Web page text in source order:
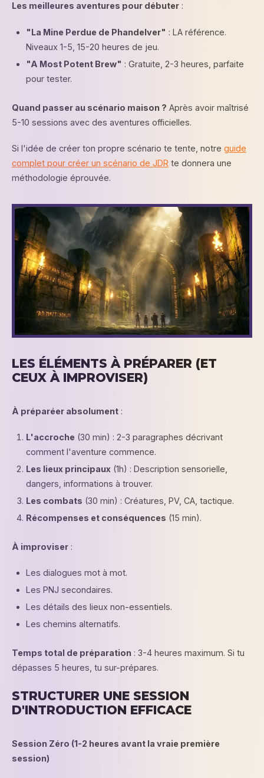
Les meilleures aventures pour débuter :
"La Mine Perdue de Phandelver" : LA référence.
Niveaux 1-5, 15-20 heures de jeu.
"A Most Potent Brew" : Gratuite, 2-3 heures, parfaite
pour tester.
Quand passer au scénario maison ? Après avoir maîtrisé
5-10 sessions avec des aventures officielles.
Si l'idée de créer ton propre scénario te tente, notre guide
complet pour créer un scénario de JDR te donnera une
méthodologie éprouvée.
LES ÉLÉMENTS À PRÉPARER (ET
CEUX À IMPROVISER)
À préparéer absolument :
L'accroche (30 min) : 2-3 paragraphes décrivant
comment l'aventure commence.
Les lieux principaux (1h) : Description sensorielle,
dangers, informations à trouver.
Les combats (30 min) : Créatures, PV, CA, tactique.
Récompenses et conséquences (15 min).
À improviser :
Les dialogues mot à mot.
Les PNJ secondaires.
Les détails des lieux non-essentiels.
Les chemins alternatifs.
Temps total de préparation : 3-4 heures maximum. Si tu
dépasses 5 heures, tu sur-prépares.
STRUCTURER UNE SESSION
D'INTRODUCTION EFFICACE
Session Zéro (1-2 heures avant la vraie première
session)